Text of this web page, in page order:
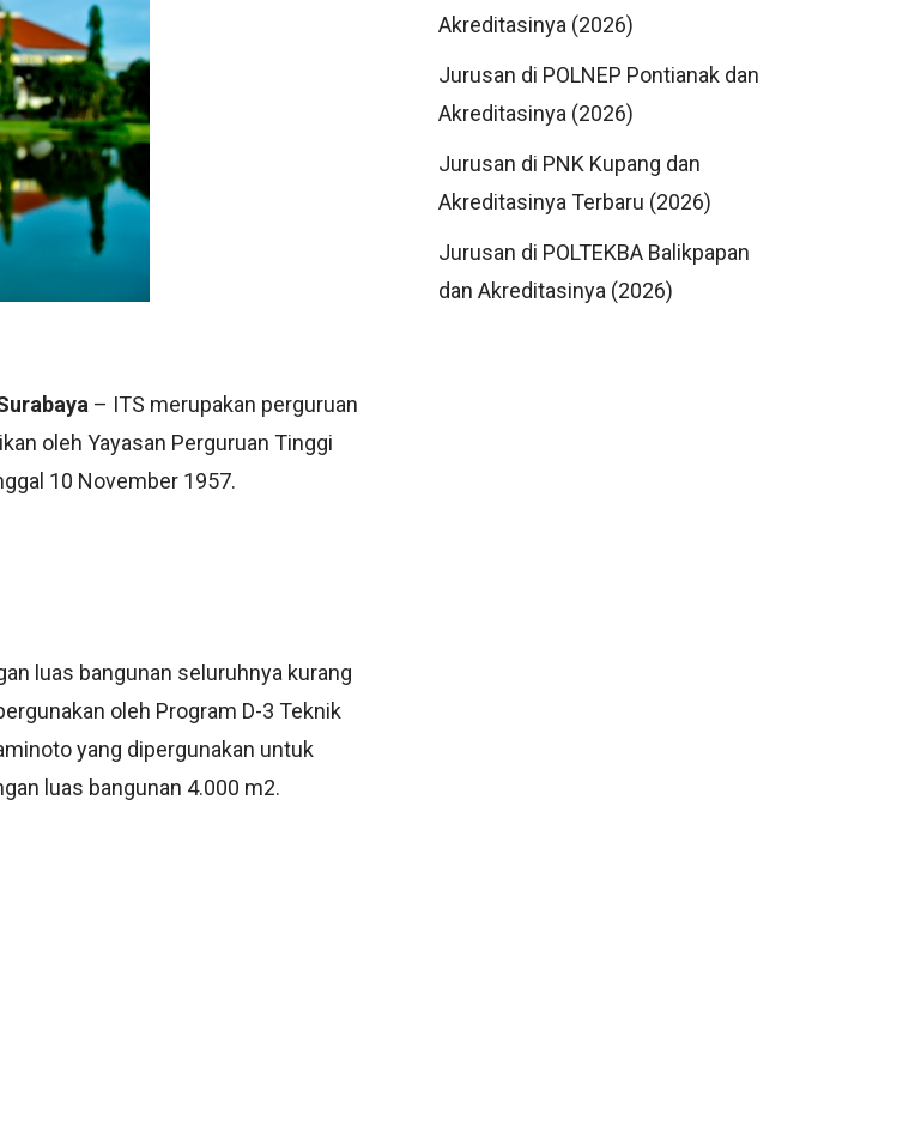
– ITS merupakan perguruan
oleh Yayasan Perguruan Tinggi
10 November 1957.
luas bangunan seluruhnya kurang
oleh Program D-3 Teknik
yang dipergunakan untuk
luas bangunan 4.000 m2.
Akreditasinya (2026)
Jurusan di POLNEP Pontianak dan
Akreditasinya (2026)
Jurusan di PNK Kupang dan
Akreditasinya Terbaru (2026)
Jurusan di POLTEKBA Balikpapan
dan Akreditasinya (2026)